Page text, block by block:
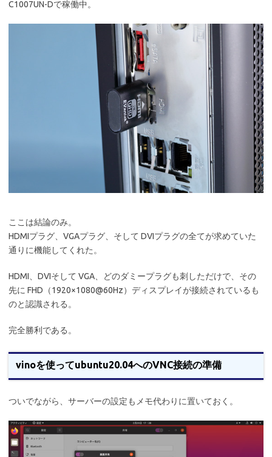
C1007UN-Dで稼働中。
ここは結論のみ。
HDMIプラグ、VGAプラグ、そして DVIプラグの全てが求めていた
通りに機能してくれた。
HDMI、DVIそして VGA、どのダミープラグも刺しただけで、その
先に FHD（1920×1080@60Hz）ディスプレイが接続されているも
のと認識される。
完全勝利である。
vinoを使ってubuntu20.04へのVNC接続の準備
ついでながら、サーバーの設定もメモ代わりに置いておく。